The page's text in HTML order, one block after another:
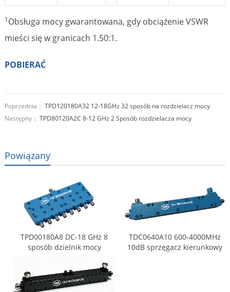
1Obsługa mocy gwarantowana, gdy obciążenie VSWR
mieści się w granicach 1.50:1.
POBIERAĆ
Poprzednia： TPD120180A32 12-18GHz 32 sposób na rozdzielacz mocy
Następny： TPD80120A2C 8-12 GHz 2 Sposób rozdzielacza mocy
Powiązany
TPD00180A8 DC-18 GHz 8
sposób dzielnik mocy
TDC0640A10 600-4000MHz
10dB sprzęgacz kierunkowy